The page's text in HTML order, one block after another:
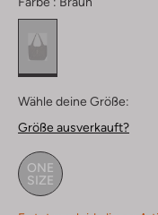
Wähle deine Größe:
Größe ausverkauft?
ONE
SIZE